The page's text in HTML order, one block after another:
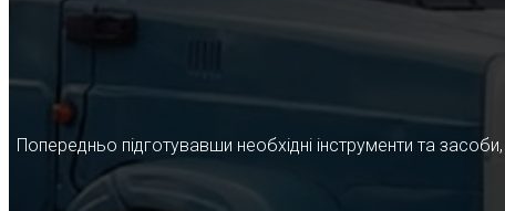
Попередньо підготувавши необхідні інструменти та